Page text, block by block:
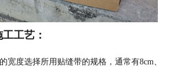
工工艺：
宽度选择所用贴缝带的规格，通常有8cm、